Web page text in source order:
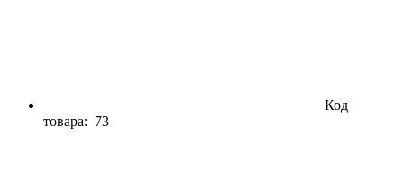
Код
товара: 73